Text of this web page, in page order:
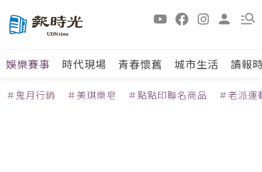
娛樂賽事 時代現場 青春懷舊 城市生活 讀報
＃鬼月行銷 ＃美琪樂皂 ＃點點印聯名商品 ＃老派運